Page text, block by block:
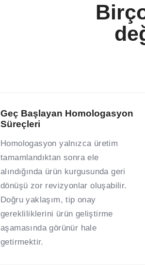
Geç Başlayan Homologasyon
Süreçleri
Homologasyon yalnızca üretim
tamamlandıktan sonra ele
alındığında ürün kurgusunda geri
dönüşü zor revizyonlar oluşabilir.
Doğru yaklaşım, tip onay
gerekliliklerini ürün geliştirme
aşamasında görünür hale
getirmektir.